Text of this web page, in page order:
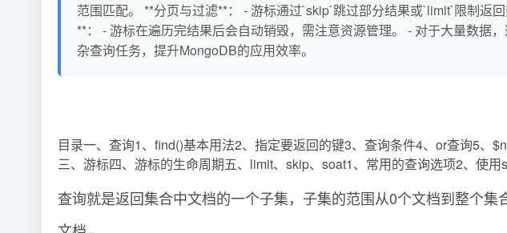
范围匹配。 **分页与过滤**： - 游标通过`skip`跳过部分结果或`limit`限制返
**： - 游标在遍历完结果后会自动销毁，需注意资源管理。 - 对于大量数据
杂查询任务，提升MongoDB的应用效率。
目录一、查询1、find()基本用法2、指定要返回的键3、查询条件4、or查询5
三、游标四、游标的生命周期五、limit、skip、soat1、常用的查询选项2、使
查询就是返回集合中文档的一个子集，子集的范围从0个文档到整个